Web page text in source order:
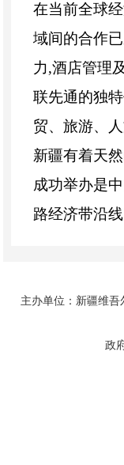
在当前全球
域间的合作
力,酒店管理
联先通的独
贸、旅游、
新疆有着天
成功举办是
路经济带沿
的又一见证。
将邀请新疆
采取直播及
主办单位：新疆维
政